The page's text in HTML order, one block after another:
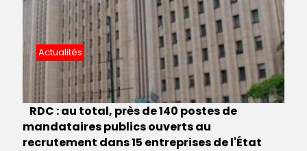
Actualités
RDC : au total, près de 140 postes de
mandataires publics ouverts au
recrutement dans 15 entreprises de l'État